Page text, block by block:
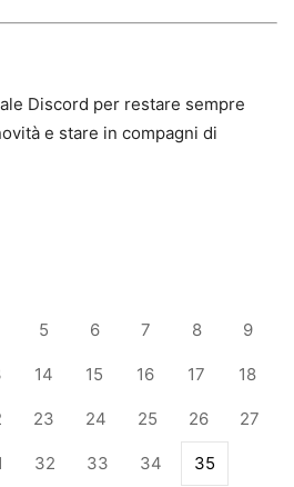
Discord per restare sempre
e stare in compagni di
5 6 7 8 9
14 15 16 17 18
23 24 25 26 27
32 33 34 35